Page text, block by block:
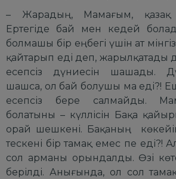
– Жарадың, Мамағым, қазақ
Ертегіде бай мен кедей
болмашы бір еңбегі үшін ат
қайтарып еді деп, жарылқатады
есепсіз дүниесін шашады.
шашса, ол бай болушы ма еді?!
есепсіз бере салмайды.
болатыны – күллісін Бақа
орай шешкені. Бақаның
тескені бір тамақ емес пе еді?!
сол арманы орындалды. Өзі
берілді. Анығында, ол сол